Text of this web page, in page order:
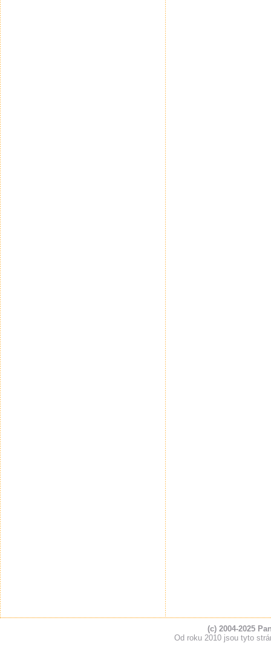
(c) 2004-2025
Od roku 2010 jsou tyto